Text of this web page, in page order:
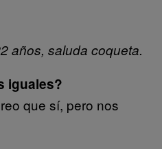
años, saluda coqueta.
iguales?
que sí, pero nos